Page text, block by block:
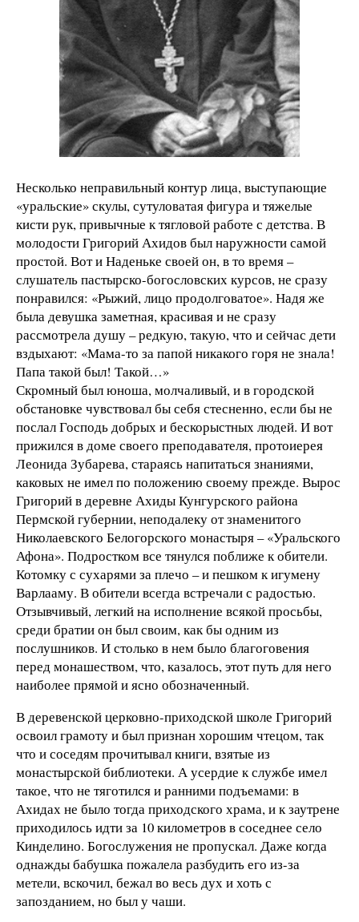
Несколько неправильный контур лица, выступающие
«уральские» скулы, сутуловатая фигура и тяжелые
кисти рук, привычные к тягловой работе с детства. В
молодости Григорий Ахидов был наружности самой
простой. Вот и Наденьке своей он, в то время –
слушатель пастырско-богословских курсов, не сразу
понравился: «Рыжий, лицо продолговатое». Надя же
была девушка заметная, красивая и не сразу
рассмотрела душу – редкую, такую, что и сейчас дети
вздыхают: «Мама-то за папой никакого горя не знала!
Папа такой был! Такой…»
Скромный был юноша, молчаливый, и в городской
обстановке чувствовал бы себя стесненно, если бы не
послал Господь добрых и бескорыстных людей. И вот
прижился в доме своего преподавателя, протоиерея
Леонида Зубарева, стараясь напитаться знаниями,
каковых не имел по положению своему прежде. Вырос
Григорий в деревне Ахиды Кунгурского района
Пермской губернии, неподалеку от знаменитого
Николаевского Белогорского монастыря – «Уральского
Афона». Подростком все тянулся поближе к обители.
Котомку с сухарями за плечо – и пешком к игумену
Варлааму. В обители всегда встречали с радостью.
Отзывчивый, легкий на исполнение всякой просьбы,
среди братии он был своим, как бы одним из
послушников. И столько в нем было благоговения
перед монашеством, что, казалось, этот путь для него
наиболее прямой и ясно обозначенный.
В деревенской церковно-приходской школе Григорий
освоил грамоту и был признан хорошим чтецом, так
что и соседям прочитывал книги, взятые из
монастырской библиотеки. А усердие к службе имел
такое, что не тяготился и ранними подъемами: в
Ахидах не было тогда приходского храма, и к заутрене
приходилось идти за 10 километров в соседнее село
Кинделино. Богослужения не пропускал. Даже когда
однажды бабушка пожалела разбудить его из-за
метели, вскочил, бежал во весь дух и хоть с
запозданием, но был у чаши.